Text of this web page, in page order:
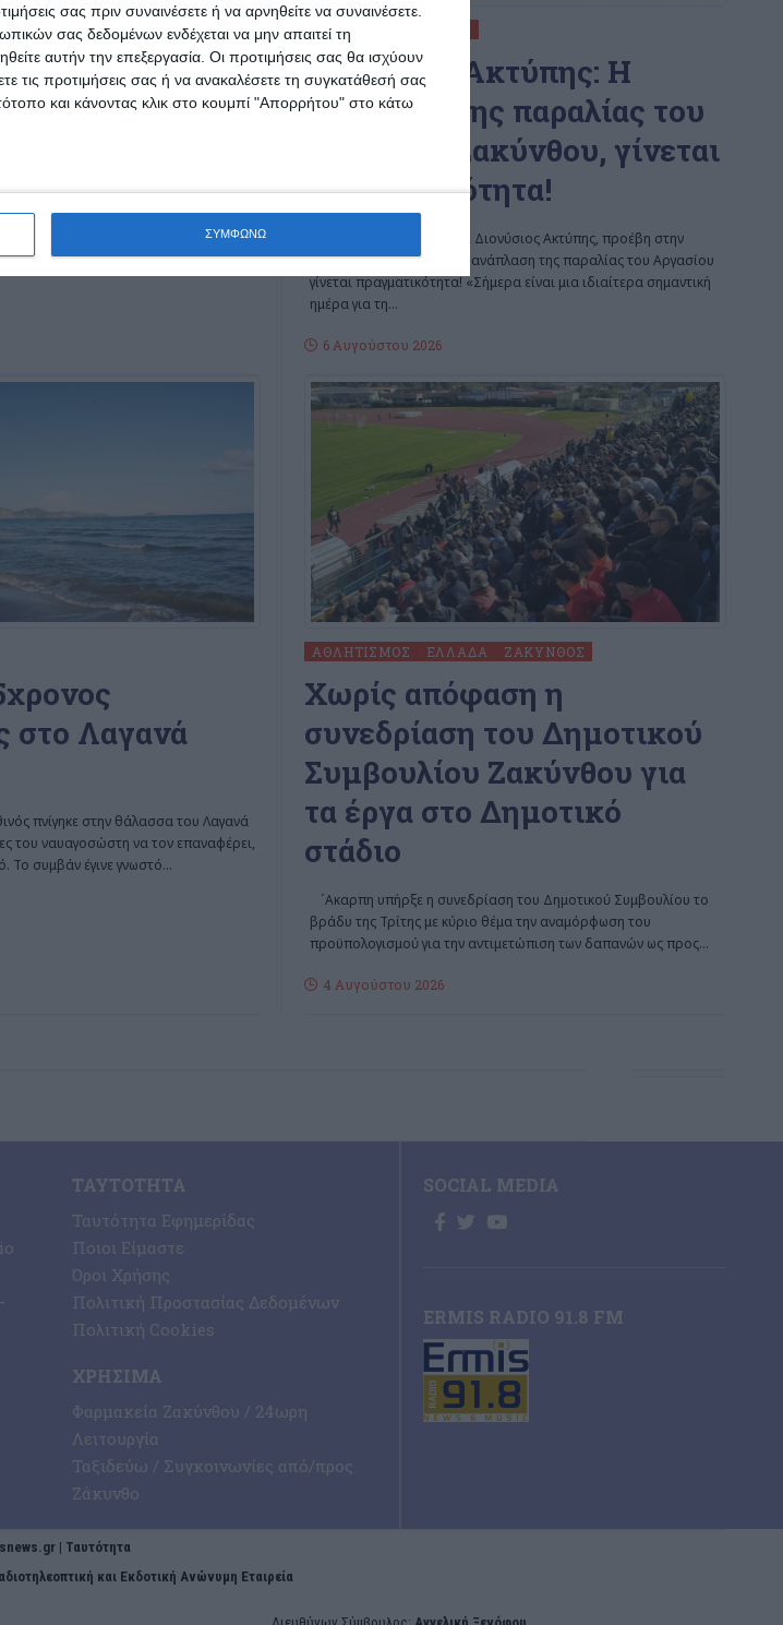
σας πριν συναινέσετε ή να αρνηθείτε να συναινέσετε.
σας δεδομένων ενδέχεται να μην απαιτεί τη
αυτήν την επεξεργασία. Οι προτιμήσεις σας θα ισχύουν
τις προτιμήσεις σας ή να ανακαλέσετε τη συγκατάθεσή σας
και κάνοντας κλικ στο κουμπί "Απορρήτου" στο κάτω
ΣΥΜΦΩΝΩ
το πρόγραμμα
σε 20
και Κτηνιατρικής της
Ζακύνθου, ανακοινώνει προς τους
ότι από την Πέμπτη
ΕΛΛΆΔΑ
Διονύσιος Ακτύπης: Η
ανάπλαση της παραλίας του
Αργασίου Ζακύνθου, γίνεται
πραγματικότητα!
Ο Βουλευτής Ζακύνθου, Διονύσιος Ακτύπης, προέβη στην
ακόλουθη ανακοίνωση: Η ανάπλαση της παραλίας του Αργασίου
γίνεται πραγματικότητα! «Σήμερα είναι μια ιδιαίτερα σημαντική
ημέρα για τη…
6 Αυγούστου 2026
στο Λαγανά
πνίγηκε στην θάλασσα του Λαγανά
του ναυαγοσώστη να τον επαναφέρει,
Το συμβάν έγινε γνωστό…
ΑΘΛΗΤΙΣΜΌΣ ΕΛΛΆΔΑ ΖΆΚΥΝΘΟΣ
Χωρίς απόφαση η
συνεδρίαση του Δημοτικού
Συμβουλίου Ζακύνθου για
τα έργα στο Δημοτικό
στάδιο
΄Aκαρπη υπήρξε η συνεδρίαση του Δημοτικού Συμβουλίου το
βράδυ της Τρίτης με κύριο θέμα την αναμόρφωση του
προϋπολογισμού για την αντιμετώπιση των δαπανών ως προς…
4 Αυγούστου 2026
ΤΑΥΤΌΤΗΤΑ
Ταυτότητα Εφημερίδας
Ποιοι Είμαστε
Όροι Χρήσης
Πολιτική Προστασίας Δεδομένων
Πολιτική Cookies
ΧΡΉΣΙΜΑ
Φαρμακεία Ζακύνθου / 24ωρη
Λειτουργία
Ταξιδεύω / Συγκοινωνίες από/προς
Ζάκυνθο
SOCIAL MEDIA
ERMIS RADIO 91.8 FM
| Ταυτότητα
και Εκδοτική Ανώνυμη Εταιρεία